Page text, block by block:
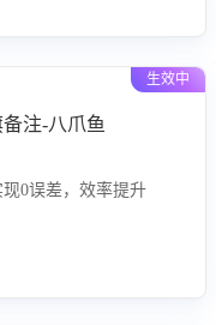
生效中
注-八爪鱼
0误差，效率提升